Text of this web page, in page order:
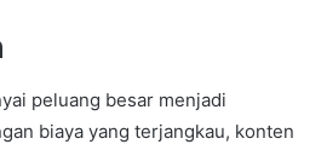
peluang besar menjadi
biaya yang terjangkau, konten